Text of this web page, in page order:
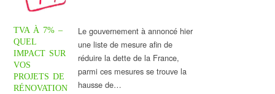
TVA À 7% –
QUEL
IMPACT SUR
VOS
PROJETS DE
RÉNOVATION
Le gouvernement à annoncé hier
une liste de mesure afin de
réduire la dette de la France,
parmi ces mesures se trouve la
hausse de…